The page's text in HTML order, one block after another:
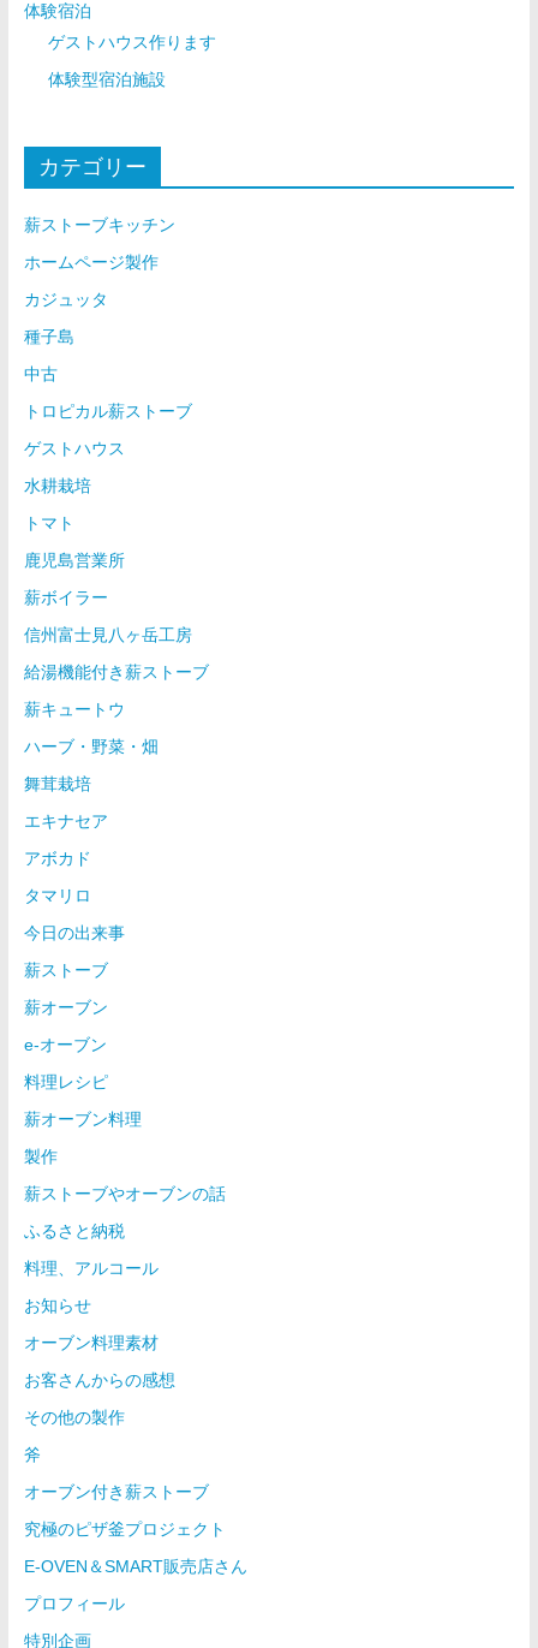
体験宿泊
ゲストハウス作ります
体験型宿泊施設
カテゴリー
薪ストーブキッチン
ホームページ製作
カジュッタ
種子島
中古
トロピカル薪ストーブ
ゲストハウス
水耕栽培
トマト
鹿児島営業所
薪ボイラー
信州富士見八ヶ岳工房
給湯機能付き薪ストーブ
薪キュートウ
ハーブ・野菜・畑
舞茸栽培
エキナセア
アボカド
タマリロ
今日の出来事
薪ストーブ
薪オーブン
e-オーブン
料理レシピ
薪オーブン料理
製作
薪ストーブやオーブンの話
ふるさと納税
料理、アルコール
お知らせ
オーブン料理素材
お客さんからの感想
その他の製作
斧
オーブン付き薪ストーブ
究極のピザ釜プロジェクト
E-OVEN＆SMART販売店さん
プロフィール
特別企画